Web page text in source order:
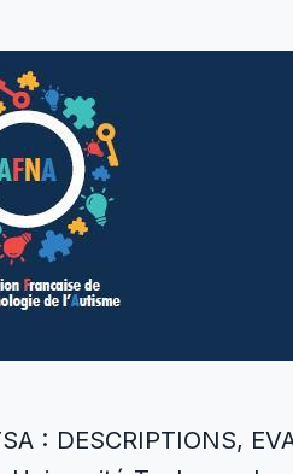
: DESCRIPTIONS,